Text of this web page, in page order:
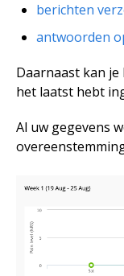
berichten
antwoorden
Daarnaast kan
het laatst hebt
Al uw gegevens